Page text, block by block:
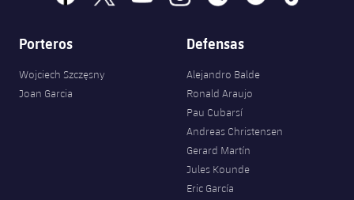
Porteros
Wojciech Szczęsny
Joan Garcia
Defensas
Alejandro Balde
Ronald Araujo
Pau Cubarsí
Andreas Christensen
Gerard Martín
Jules Kounde
Eric García